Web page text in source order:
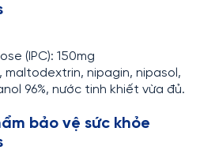
(IPC): 150mg
maltodextrin, nipagin, nipasol,
96%, nước tinh khiết vừa đủ.
bảo vệ sức khỏe